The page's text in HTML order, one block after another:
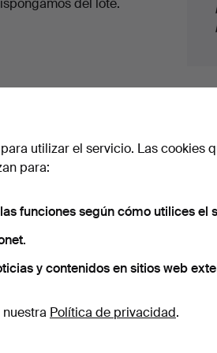
del lote.
de envío con tarifas planas
coinciden con tu
utilizar el servicio. Las cookies
para:
funciones según cómo utilices el
y contenidos en sitios web
Política de privacidad.